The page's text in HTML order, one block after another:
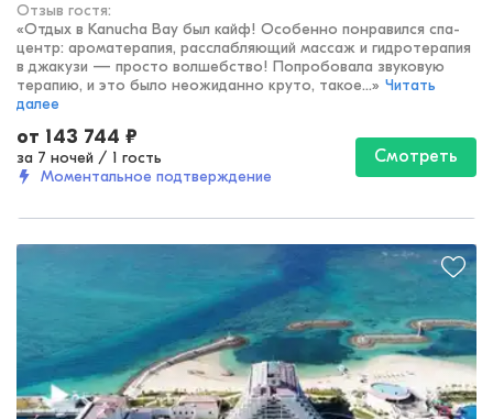
Отзыв гостя:
«Отдых в Kanucha Bay был кайф! Особенно понравился спа-
центр: ароматерапия, расслабляющий массаж и гидротерапия
в джакузи — просто волшебство! Попробовала звуковую
терапию, и это было неожиданно круто, такое...» Читать
далее
от 143 744 ₽
за 7 ночей / 1 гость
Моментальное подтверждение
Смотреть